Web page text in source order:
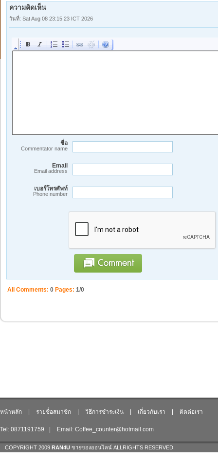
ความคิดเห็น
วันที่: Sat Aug 08 23:15:23 ICT 2026
ชื่อ
Commentator name
Email
Email address
เบอร์โทรศัพท์
Phone number
All Comments: 0 Pages: 1/0
หน้าหลัก | รายชื่อสมาชิก | วิธีการชำระเงิน | เกี่ยวกับเรา | ติดต่อเรา
Tel: 0871191759 | Email: Coffee_counter@hotmail.com
COPYRIGHT 2009 RAN4U ขายของออนไลน์ ALLRIGHTS RESERVED.